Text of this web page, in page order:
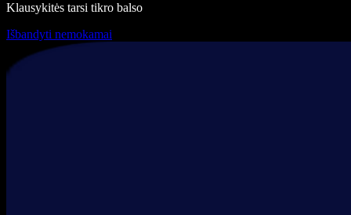
Klausykitės tarsi tikro balso
Išbandyti nemokamai